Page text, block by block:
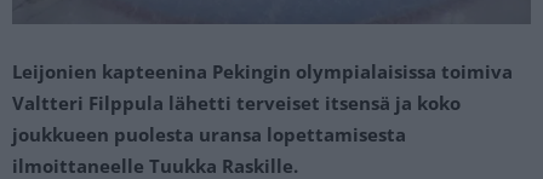
Leijonien kapteenina Pekingin olympialaisissa toimiva
Valtteri Filppula lähetti terveiset itsensä ja koko
joukkueen puolesta uransa lopettamisesta
ilmoittaneelle Tuukka Raskille.